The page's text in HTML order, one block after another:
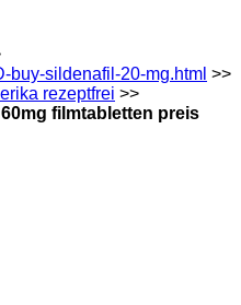
buy-sildenafil-20-mg.html >>
rezeptfrei >>
filmtabletten preis